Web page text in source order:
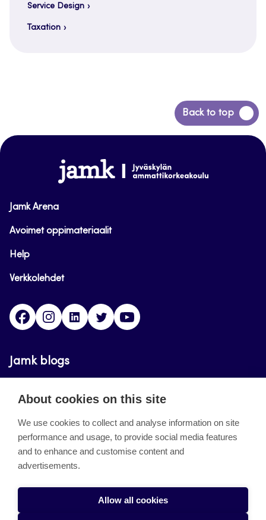
Service Design
Taxation
Back to top
Back
to
www.jamk.fi
Jamk Arena
Avoimet oppimateriaalit
Help
Verkkolehdet
FacebookInstagramLinkedinTwitter
Jamk blogs
Updating the blogs of the Jamk blog service has
About the site
Käyttöehdot
About cookies on this site
We use cookies to collect and analyse information on site
performance and usage, to provide social media features
and to enhance and customise content and
advertisements.
Allow all cookies